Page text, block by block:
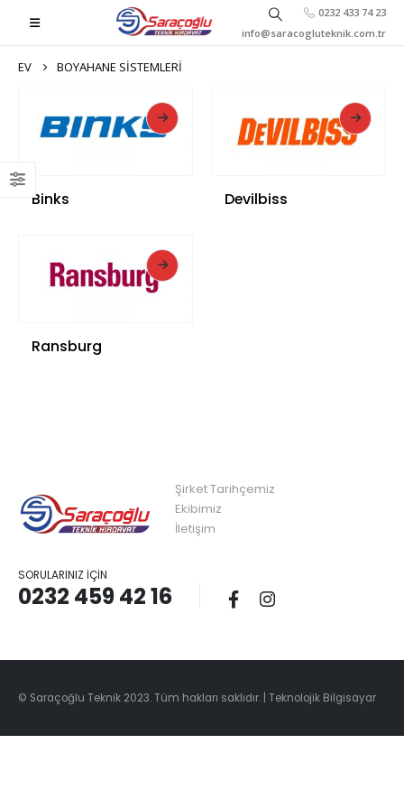
0232 433 74 23
info@saracogluteknik.com.tr
EV BOYAHANE SISTEMLERI
Binks Devilbiss
Ransburg
Şirket Tarihçemiz
Ekibimiz
İletişim
SORULARINIZ İÇIN
0232 459 42 16
© Saraçoğlu Teknik 2023. Tüm hakları saklıdır. | Teknolojik Bilgisayar